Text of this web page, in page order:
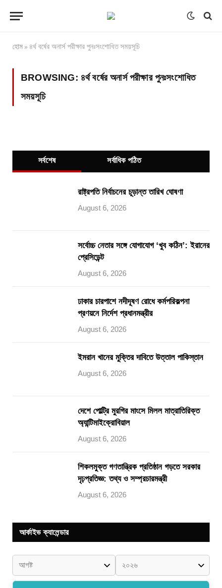
হোম » ৪র্থ বর্ষের অনার্স পরীক্ষার পুনঃসংশোধিত সময়সূচি
BROWSING: ৪র্থ বর্ষের অনার্স পরীক্ষার পুনঃসংশোধিত
সময়সূচি
সর্বশেষ সর্বাধিক পঠিত
রাষ্ট্রপতি নির্বাচনের চূড়ান্ত তারিখ ঘোষণা
August 6, 2026
সর্বোচ্চ নেতার সঙ্গে যোগাযোগ ‘খুব কঠিন’: ইরানের
প্রেসিডেন্ট
August 6, 2026
ঢাকার চারপাশে নদীদূষণ রোধে কর্মপরিকল্পনা
প্রণয়নে নির্দেশ প্রধানমন্ত্রীর
August 6, 2026
ইমরান খানের মুক্তির দাবিতে উত্তাল পাকিস্তান
August 6, 2026
দেশে পোল্ট্রি মুরগির মাংসে মিলল মাত্রাতিরিক্ত
অ্যান্টিমাইক্রোবিয়াল
August 6, 2026
শিকলমুক্ত গণতান্ত্রিক প্রতিষ্ঠান গড়তে সরকার
দৃঢ়প্রতিজ্ঞ: তথ্য ও সম্প্রচারমন্ত্রী
August 6, 2026
আর্কাইভ ক্যালেন্ডার